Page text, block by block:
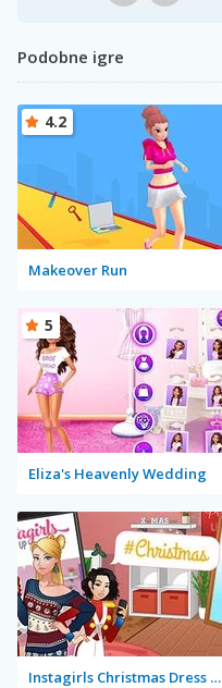
Podobne igre
Makeover Run
4.2
Eliza's Heavenly Wedding
5
Instagirls Christmas Dress Up